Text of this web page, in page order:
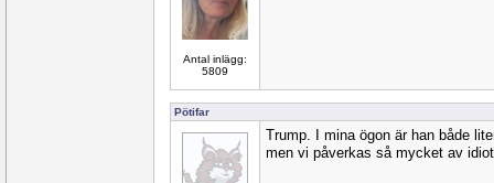
Antal inlägg:
5809
Pötifar
Trump. I mina ögon är han både
men vi påverkas så mycket av